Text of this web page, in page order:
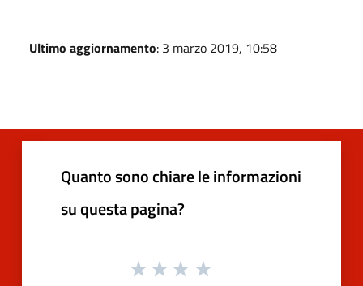
Ultimo aggiornamento: 3 marzo 2019, 10:58
Quanto sono chiare le informazioni
su questa pagina?